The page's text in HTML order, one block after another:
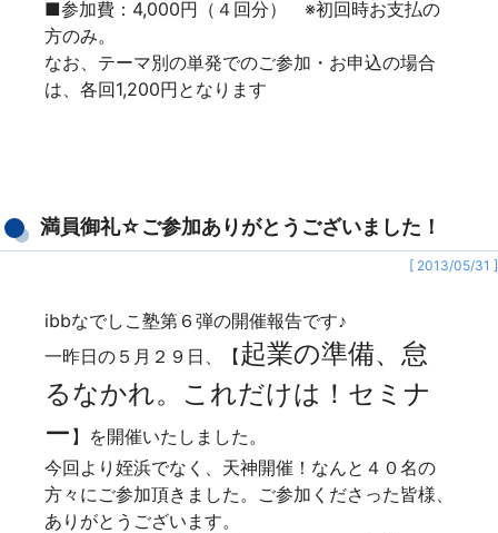
■参加費：4,000円（４回分） ※初回時お支払の
方のみ。
なお、テーマ別の単発でのご参加・お申込の場合
は、各回1,200円となります
満員御礼☆ご参加ありがとうございました！
[ 2013/05/31 ]
ibbなでしこ塾第６弾の開催報告です♪
一昨日の５月２９日、【起業の準備、怠
るなかれ。これだけは！セミナ
ー 】を開催いたしました。
今回より姪浜でなく、天神開催！なんと４０名の
方々にご参加頂きました。ご参加くださった皆様、
ありがとうございます。